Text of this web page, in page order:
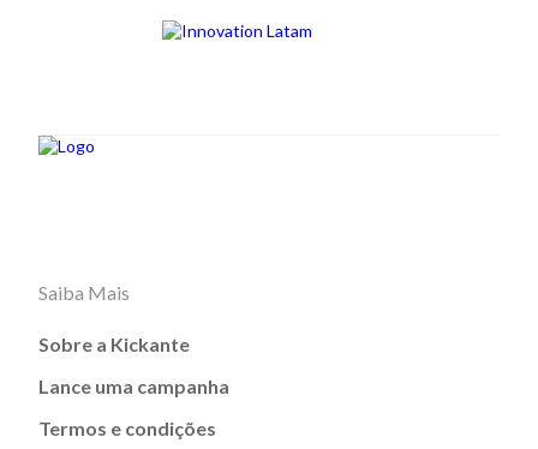
Saiba Mais
Sobre a Kickante
Lance uma campanha
Termos e condições